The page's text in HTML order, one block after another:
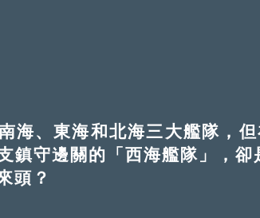
、東海和北海三大艦隊，但
鎮守邊關的「西海艦隊」，卻
頭？